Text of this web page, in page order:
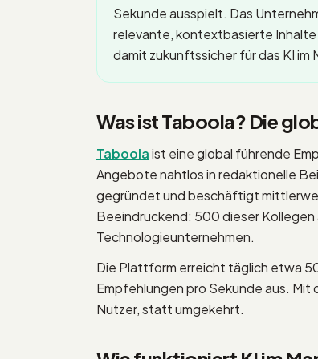
Sekunde ausspielt. Das
relevante, kontextbasierte
damit zukunftssicher für das KI im
Was ist Taboola? Die
Taboolaist eine global führende
Angebote nahtlos in redaktionelle
gegründet und beschäftigt
Beeindruckend: 500 dieser Kollegen
Technologieunternehmen.
Die Plattform erreicht täglich etwa
Empfehlungen pro Sekunde aus.
Nutzer, statt umgekehrt.